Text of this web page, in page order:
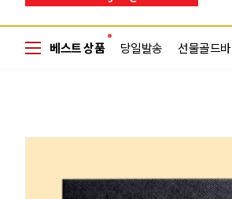
베스트 상품 당일발송 선물골드바